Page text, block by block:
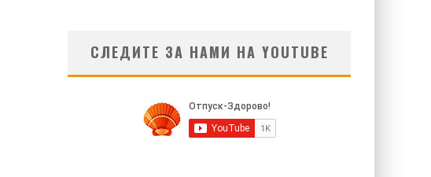
СЛЕДИТЕ ЗА НАМИ НА YOUTUBE